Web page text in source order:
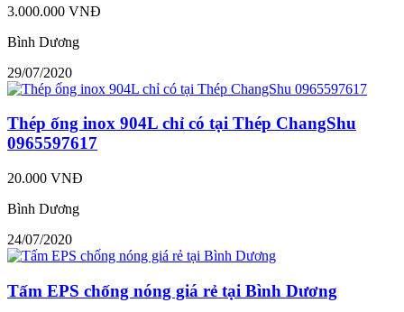
3.000.000 VNĐ
Bình Dương
29/07/2020
Thép ống inox 904L chỉ có tại Thép ChangShu
0965597617
20.000 VNĐ
Bình Dương
24/07/2020
Tấm EPS chống nóng giá rẻ tại Bình Dương